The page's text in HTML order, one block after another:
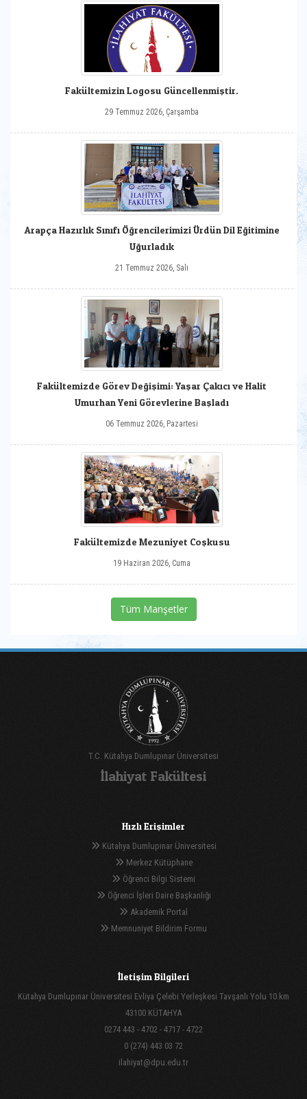
Fakültemizin Logosu Güncellenmiştir.
29 Temmuz 2026, Çarşamba
Arapça Hazırlık Sınıfı Öğrencilerimizi Ürdün Dil Eğitimine
Uğurladık
21 Temmuz 2026, Salı
Fakültemizde Görev Değişimi: Yaşar Çakıcı ve Halit
Umurhan Yeni Görevlerine Başladı
06 Temmuz 2026, Pazartesi
Fakültemizde Mezuniyet Coşkusu
19 Haziran 2026, Cuma
Tüm Manşetler
T.C. Kütahya Dumlupınar Üniversitesi
İlahiyat Fakültesi
Hızlı Erişimler
Kütahya Dumlupınar Üniversitesi
Merkez Kütüphane
Öğrenci Bilgi Sistemi
Öğrenci İşleri Daire Başkanlığı
Akademik Portal
Memnuniyet Bildirim Formu
İletişim Bilgileri
Kütahya Dumlupınar Üniversitesi Evliya Çelebi Yerleşkesi Tavşanlı Yolu 10.km
43100 KÜTAHYA
0274 443 - 4702 - 4717 - 4722
0 (274) 443 03 72
ilahiyat@dpu.edu.tr